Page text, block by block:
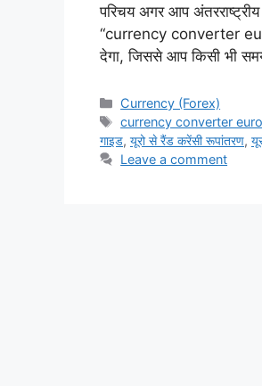
परिचय अगर आप
“currency converter
देगा, जिससे आप किसी भी
Categories
Currency (Forex)
Tags
currency converter
गाइड, यूरो से रैंड करेंसी रूपांतरण,
Leave a comment